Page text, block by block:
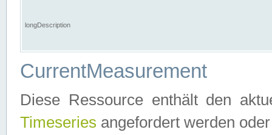
longDescription
CurrentMeasurement
Diese Ressource enthält den
Timeseries angefordert werden